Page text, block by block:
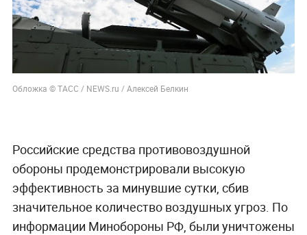
Обложка © ТАСС / NEWS.ru / Алексей Белкин
Российские средства противовоздушной
обороны продемонстрировали высокую
эффективность за минувшие сутки, сбив
значительное количество воздушных угроз. По
информации Минобороны РФ, были уничтожены